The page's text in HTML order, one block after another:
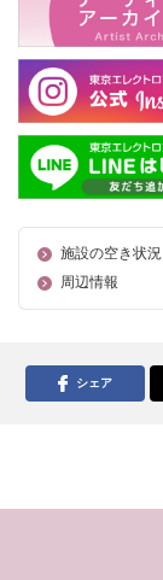
施設の空き状況
周辺情報
シェア